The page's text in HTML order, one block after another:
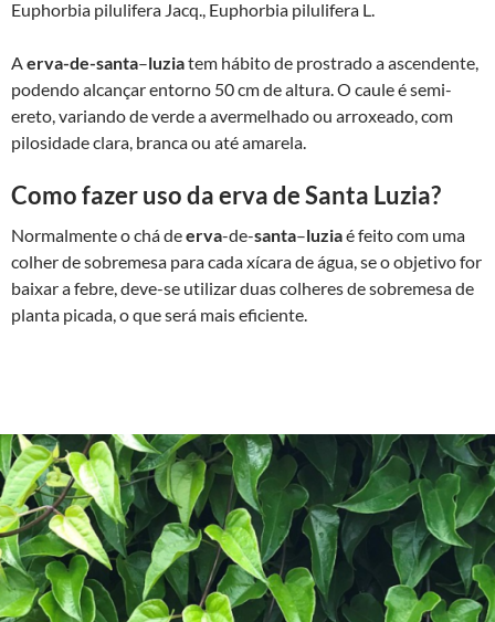
Euphorbia pilulifera Jacq., Euphorbia pilulifera L.
Aerva-de-santa–luziatem hábito de prostrado a ascendente,
podendo alcançar entorno 50 cm de altura. O caule é semi-
ereto, variando de verde a avermelhado ou arroxeado, com
pilosidade clara, branca ou até amarela.
Como fazer uso da erva de Santa Luzia?
Normalmente o chá deerva-de-santa–luziaé feito com uma
colher de sobremesa para cada xícara de água, se o objetivo for
baixar a febre, deve-se utilizar duas colheres de sobremesa de
planta picada, o que será mais eficiente.